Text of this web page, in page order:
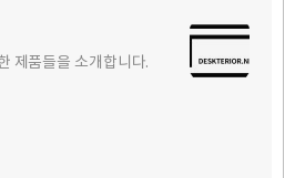
제품들을 소개합니다.